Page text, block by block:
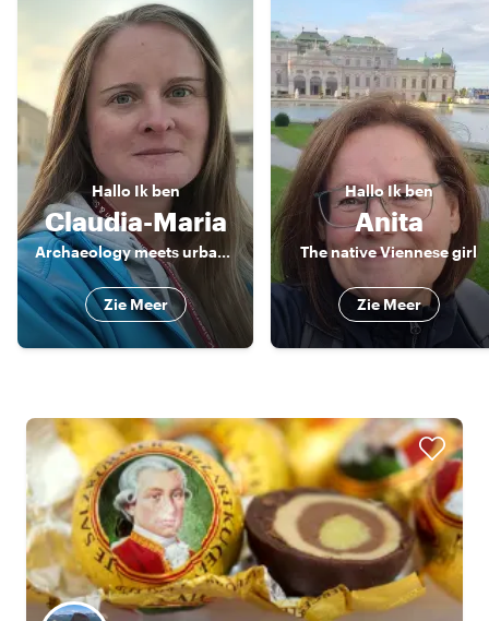
Hallo Ik ben
Claudia-Maria
Archaeology meets urban history
Zie Meer
HalloIk ben
Anita
The native Viennese girl
Zie Meer